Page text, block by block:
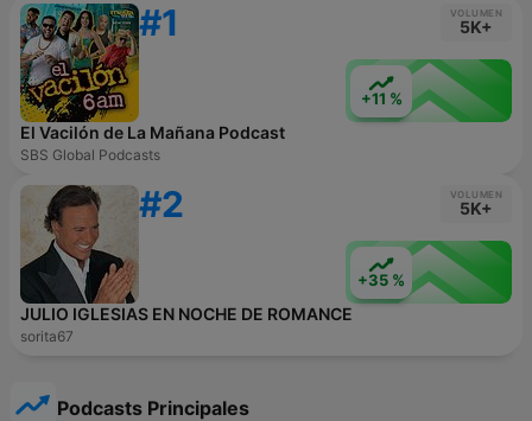
#1 VOLUMEN
5K+
+11 %
El Vacilón de La Mañana Podcast
SBS Global Podcasts
#2 VOLUMEN
5K+
+35 %
JULIO IGLESIAS EN NOCHE DE ROMANCE
sorita67
Podcasts Principales